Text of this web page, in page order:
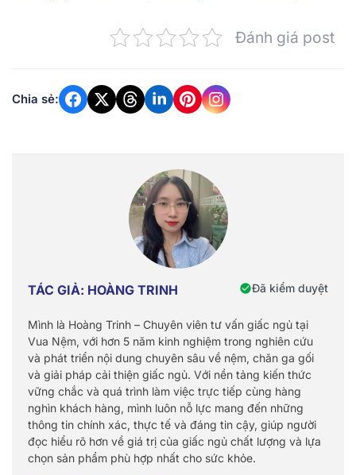
Đánh giá post
Chia sẻ:
TÁC GIẢ: HOÀNG TRINH Đã kiểm duyệt
Mình là Hoàng Trinh – Chuyên viên tư vấn giấc ngủ tại
Vua Nệm, với hơn 5 năm kinh nghiệm trong nghiên cứu
và phát triển nội dung chuyên sâu về nệm, chăn ga gối
và giải pháp cải thiện giấc ngủ. Với nền tảng kiến thức
vững chắc và quá trình làm việc trực tiếp cùng hàng
nghìn khách hàng, mình luôn nỗ lực mang đến những
thông tin chính xác, thực tế và đáng tin cậy, giúp người
đọc hiểu rõ hơn về giá trị của giấc ngủ chất lượng và lựa
chọn sản phẩm phù hợp nhất cho sức khỏe.